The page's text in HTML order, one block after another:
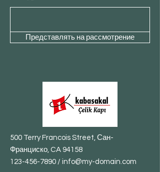
Представлять на рассмотрение
500 Terry Francois Street, Сан-
Франциско, CA 94158
123-456-7890 / info@my-domain.com